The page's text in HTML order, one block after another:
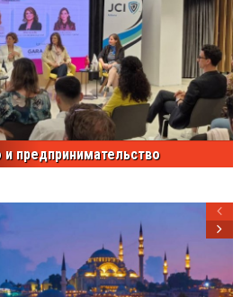
предпринимательство